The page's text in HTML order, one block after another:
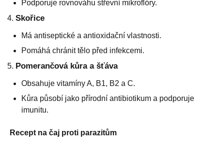
Podporuje rovnováhu střevní mikroflóry.
Skořice
Má antiseptické a antioxidační vlastnosti.
Pomáhá chránit tělo před infekcemi.
Pomerančová kůra a šťáva
Obsahuje vitamíny A, B1, B2 a C.
Kůra působí jako přírodní antibiotikum a podporuje
imunitu.
Recept na čaj proti parazitům